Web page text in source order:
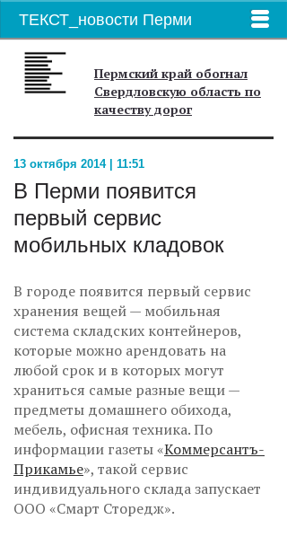
ТЕКСТ_новости Перми
Пермский край обогнал
Свердловскую область по
качеству дорог
13 октября 2014 | 11:51
В Перми появится
первый сервис
мобильных кладовок
В городе появится первый сервис
хранения вещей — мобильная
система складских контейнеров,
которые можно арендовать на
любой срок и в которых могут
храниться самые разные вещи —
предметы домашнего обихода,
мебель, офисная техника. По
информации газеты «Коммерсантъ-
Прикамье», такой сервис
индивидуального склада запускает
ООО «Смарт Сторедж».